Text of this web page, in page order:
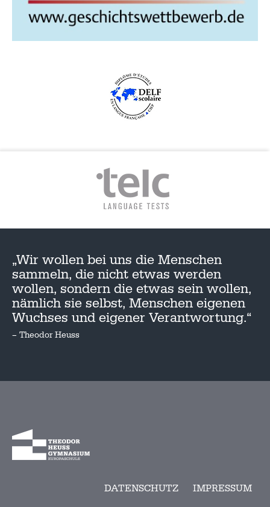
„Wir wollen bei uns die Menschen
sammeln, die nicht etwas werden
wollen, sondern die etwas sein wollen,
nämlich sie selbst, Menschen eigenen
Wuchses und eigener Verantwortung.“
– Theodor Heuss
DATENSCHUTZ IMPRESSUM